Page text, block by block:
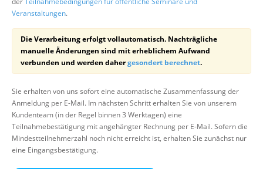
Veranstaltungen.
Die Verarbeitung erfolgt vollautomatisch. Nachträgliche
manuelle Änderungen sind mit erheblichem Aufwand
verbunden und werden dahergesondert berechnet.
Sie erhalten von uns sofort eine automatische Zusammenfassung der
Anmeldung per E-Mail. Im nächsten Schritt erhalten Sie von unserem
Kundenteam (in der Regel binnen 3 Werktagen) eine
Teilnahmebestätigung mit angehängter Rechnung per E-Mail. Sofern die
Mindestteilnehmerzahl noch nicht erreicht ist, erhalten Sie zunächst nur
eine Eingangsbestätigung.